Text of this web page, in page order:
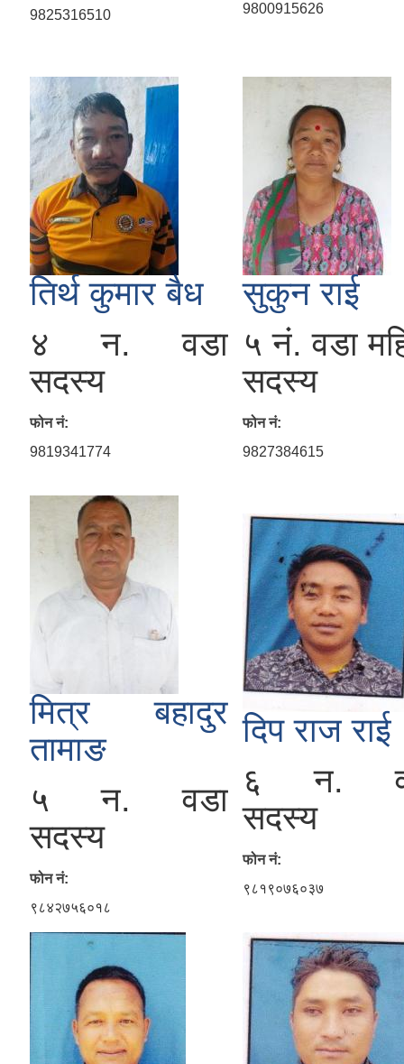
9825316510
9800915626
तिर्थ कुमार बैध
४ न. वडा
सदस्य
फोन नं:
9819341774
सुकुन राई
५ नं. वडा
सदस्य
फोन नं:
9827384615
मित्र बहादुर
तामाङ
५ न. वडा
सदस्य
फोन नं:
९८४२७५६०१८
दिप राज राई
६ न.
सदस्य
फोन नं:
९८१९०७६०३७